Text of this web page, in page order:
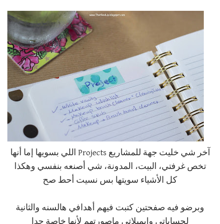
آخر شي خليت جهة للمشاريع Projects اللي بسويها إما أنها
تخص غرفتي، البيت، المدونة، شي أصنعه بنفسي وهكذا
كل الأشياء سويتها بس نسيت أحط صح
وبرضو فيه صفحتين كتبت فيهم أهدافي هالسنه والثانية
لحساباتي وإيميلاتي ماصورتهم لأنها خاصة جدا